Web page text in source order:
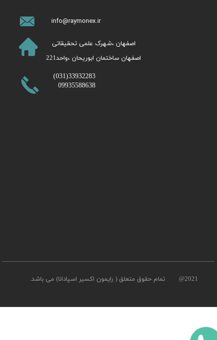
info@raymonex.ir
2021@ تمام حقوق متعلق ( رایمون اکسیر اسپادانا) می باشد.
​اصفهان ،شهرک علمی تحقیقاتی
اصفهان ساختمان ابوریحان ،واحد221​​​​​​​
​33932283(031)
09935588638